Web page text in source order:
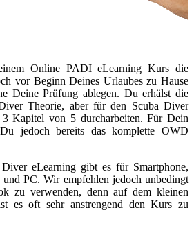
Online PADI eLearning Kurs die
vor Beginn Deines Urlaubes zu Hause
Deine Prüfung ablegen. Du erhälst die
Theorie, aber für den Scuba Diver
Kapitel von 5 durcharbeiten. Für Dein
jedoch bereits das komplette OWD
eLearning gibt es für Smartphone,
PC. Wir empfehlen jedoch unbedingt
zu verwenden, denn auf dem kleinen
es oft sehr anstrengend den Kurs zu